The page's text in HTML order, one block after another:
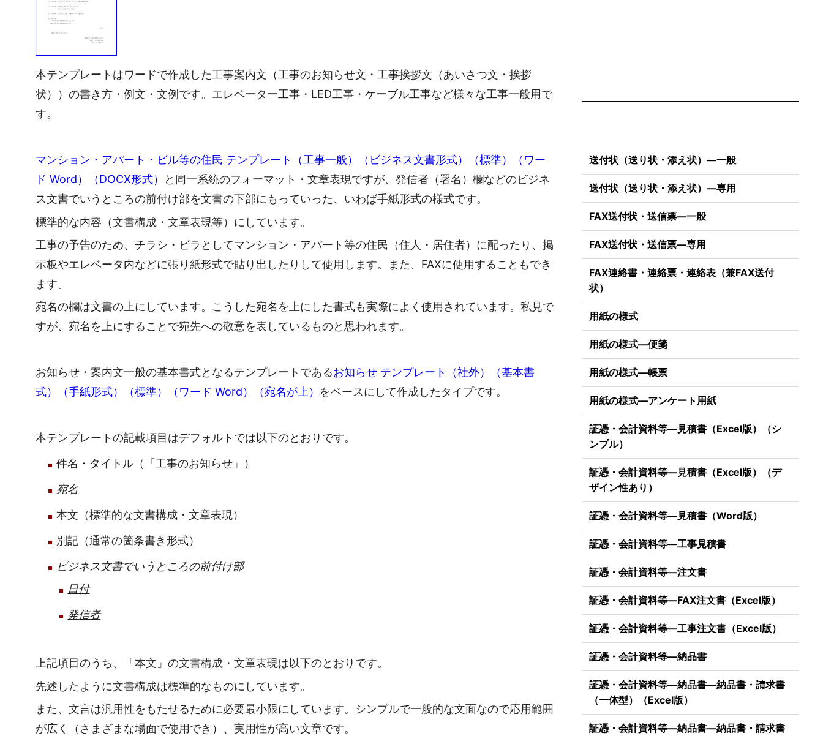
本テンプレートはワードで作成した工事案内文（工事のお知らせ文・工事挨拶文（あいさつ文・挨拶
状））の書き方・例文・文例です。エレベーター工事・LED工事・ケーブル工事など様々な工事一般用で
す。
マンション・アパート・ビル等の住民 テンプレート（工事一般）（ビジネス文書形式）（標準）（ワー
ド Word）（DOCX形式）
と同一系統のフォーマット・文章表現ですが、発信者（署名）欄などのビジネ
ス文書でいうところの前付け部を文書の下部にもっていった、いわば手紙形式の様式です。
標準的な内容（文書構成・文章表現等）にしています。
工事の予告のため、チラシ・ビラとしてマンション・アパート等の住民（住人・居住者）に配ったり、掲
示板やエレベータ内などに張り紙形式で貼り出したりして使用します。また、FAXに使用することもでき
ます。
宛名の欄は文書の上にしています。こうした宛名を上にした書式も実際によく使用されています。私見で
すが、宛名を上にすることで宛先への敬意を表しているものと思われます。
お知らせ・案内文一般の基本書式となるテンプレートであるお知らせ テンプレート（社外）（基本書
式）（手紙形式）（標準）（ワード Word）（宛名が上） をベースにして作成したタイプです。
本テンプレートの記載項目はデフォルトでは以下のとおりです。
件名・タイトル（「工事のお知らせ」）
宛名
本文（標準的な文書構成・文章表現）
別記（通常の箇条書き形式）
ビジネス文書でいうところの前付け部
日付
発信者
上記項目のうち、「本文」の文書構成・文章表現は以下のとおりです。
先述したように文書構成は標準的なものにしています。
また、文言は汎用性をもたせるために必要最小限にしています。シンプルで一般的な文面なので応用範囲
が広く（さまざまな場面で使用でき）、実用性が高い文章です。
送付状（送り状・添え状）―一般
送付状（送り状・添え状）―専用
FAX送付状・送信票―一般
FAX送付状・送信票―専用
FAX連絡書・連絡票・連絡表（兼FAX送付
状）
用紙の様式
用紙の様式―便箋
用紙の様式―帳票
用紙の様式―アンケート用紙
証憑・会計資料等―見積書（Excel版）（シ
ンプル）
証憑・会計資料等―見積書（Excel版）（デ
ザイン性あり）
証憑・会計資料等―見積書（Word版）
証憑・会計資料等―工事見積書
証憑・会計資料等―注文書
証憑・会計資料等―FAX注文書（Excel版）
証憑・会計資料等―工事注文書（Excel版）
証憑・会計資料等―納品書
証憑・会計資料等―納品書―納品書・請求書
（一体型）（Excel版）
証憑・会計資料等―納品書―納品書・請求書